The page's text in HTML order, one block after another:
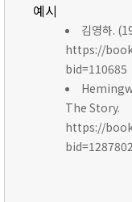
예시
김영하.
https://
bid=110685
The Story.
https://